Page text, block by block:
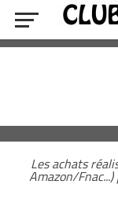
Les achats
Amazon/